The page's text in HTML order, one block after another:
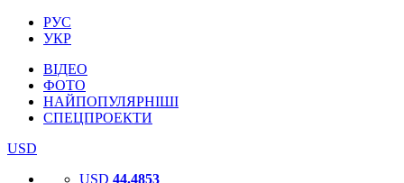
РУС
УКР
ВІДЕО
ФОТО
НАЙПОПУЛЯРНІШІ
СПЕЦПРОЕКТИ
USD
USD 44.4853